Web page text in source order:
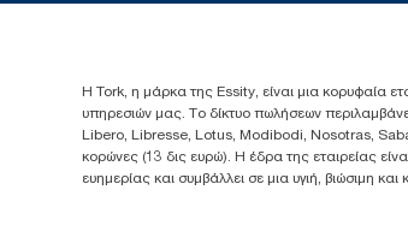
Η Tork, η μάρκα της Essity, είναι μια κορυφαία
υπηρεσιών μας. Το δίκτυο πωλήσεων
Libero, Libresse, Lotus, Modibodi, Nosotras,
κορώνες (13 δις ευρώ). Η έδρα της εταιρείας
ευημερίας και συμβάλλει σε μια υγιή, βιώσιμη